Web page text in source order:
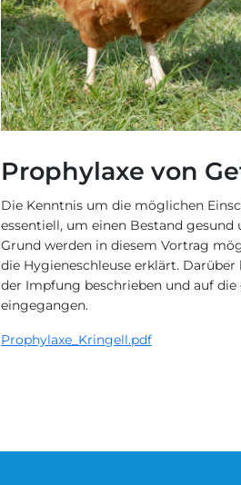
Prophylaxe von
Die Kenntnis um die möglichen
essentiell, um einen Bestand
Grund werden in diesem Vortrag
die Hygieneschleuse erklärt.
der Impfung beschrieben und auf
eingegangen.
Prophylaxe_Kringell.pdf